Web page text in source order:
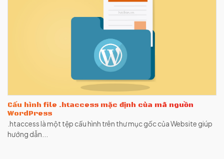
Cấu hình file .htaccess mặc định của mã nguồn
WordPress
.htaccess là một tệp cấu hình trên thư mục gốc của Website giúp
hướng dẫn...